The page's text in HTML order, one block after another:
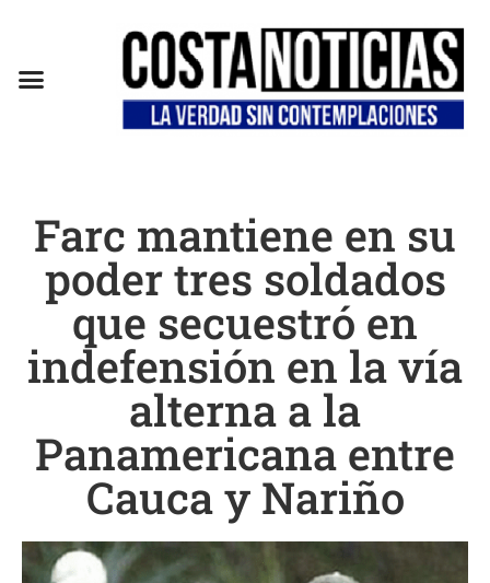
Farc mantiene en su
poder tres soldados
que secuestró en
indefensión en la vía
alterna a la
Panamericana entre
Cauca y Nariño